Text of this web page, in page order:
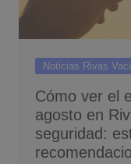
Noticias Rivas
Cómo ver el
agosto en
seguridad: